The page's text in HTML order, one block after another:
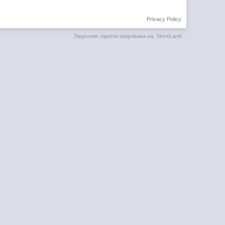
Privacy Policy
Лицензия зарегистрирована на: StoreLand